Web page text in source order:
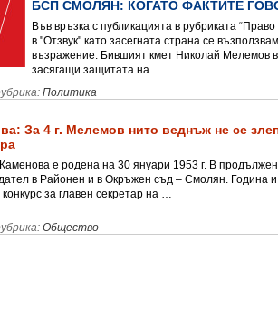
БСП СМОЛЯН: КОГАТО ФАКТИТЕ
Във връзка с публикацията в рубриката
в."Отзвук" като засегната страна се
възражение. Бившият кмет Николай Мелемов
засягащи защитата на…
Политика
За 4 г. Мелемов нито веднъж не се
е родена на 30 януари 1953 г. В
в Районен и в Окръжен съд – Смолян. Година
за главен секретар на …
Общество